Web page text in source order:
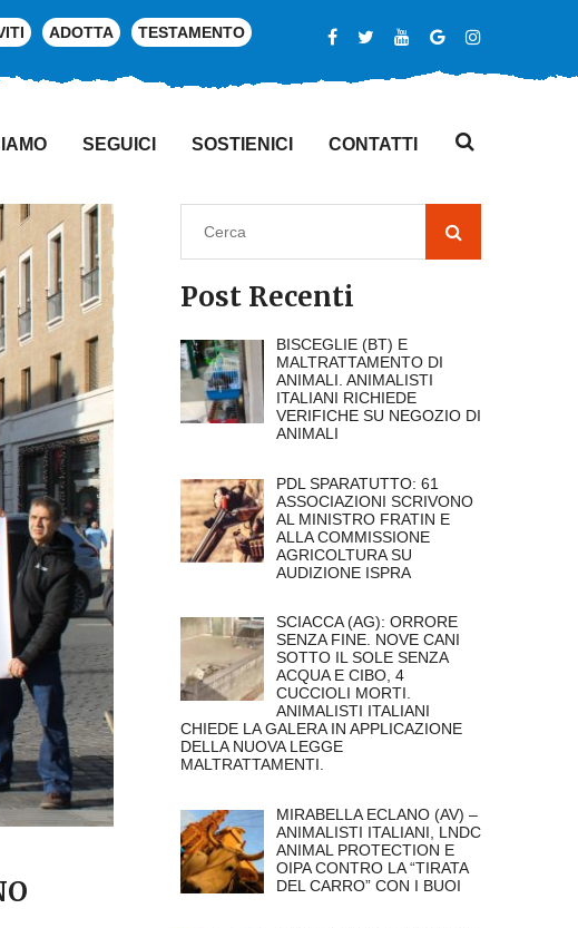
ADOTTA TESTAMENTO
SEGUICI SOSTIENICI CONTATTI
Post Recenti
BISCEGLIE (BT) E
MALTRATTAMENTO DI
ANIMALI. ANIMALISTI
ITALIANI RICHIEDE
VERIFICHE SU NEGOZIO DI
ANIMALI
PDL SPARATUTTO: 61
ASSOCIAZIONI SCRIVONO
AL MINISTRO FRATIN E
ALLA COMMISSIONE
AGRICOLTURA SU
AUDIZIONE ISPRA
SCIACCA (AG): ORRORE
SENZA FINE. NOVE CANI
SOTTO IL SOLE SENZA
ACQUA E CIBO, 4
CUCCIOLI MORTI.
ANIMALISTI ITALIANI
CHIEDE LA GALERA IN APPLICAZIONE
DELLA NUOVA LEGGE
MALTRATTAMENTI.
MIRABELLA ECLANO (AV) –
ANIMALISTI ITALIANI, LNDC
ANIMAL PROTECTION E
OIPA CONTRO LA “TIRATA
DEL CARRO” CON I BUOI